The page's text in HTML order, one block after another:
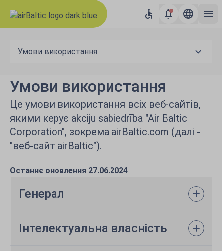
Умови використання
Умови використання
Це умови використання всіх веб-сайтів,
якими керує akciju sabiedrība "Air Baltic
Corporation", зокрема airBaltic.com (далі -
"веб-сайт airBaltic").
Останнє оновлення 27.06.2024
Генерал
Інтелектуальна власність